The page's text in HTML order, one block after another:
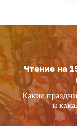
Чтение на
Какие
и